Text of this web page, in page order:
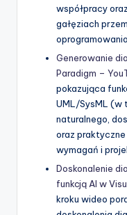
współpracy
gałęziach
Generowanie
Paradigm –
pokazująca
UML/SysML (w
naturalnego,
oraz
wymagań i
Doskonalenie
funkcją AI w
kroku wideo